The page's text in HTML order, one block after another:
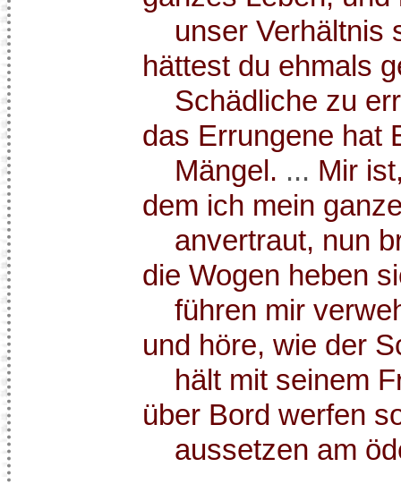
unser Verhältnis
hättest du ehmals
Schädliche zu
das Errungene hat
Mängel. ... Mir
dem ich mein
anvertraut, nun
die Wogen heben
führen mir
und höre, wie der
hält mit seinem
über Bord werfen
aussetzen am